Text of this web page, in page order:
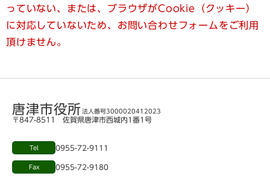
っていない、または、ブラウザがCookie（クッキー）
に対応していないため、お問い合わせフォームをご利用
頂けません。
唐津市役所 法人番号3000020412023
〒847-8511 佐賀県唐津市西城内1番1号
Tel 0955-72-9111
Fax 0955-72-9180